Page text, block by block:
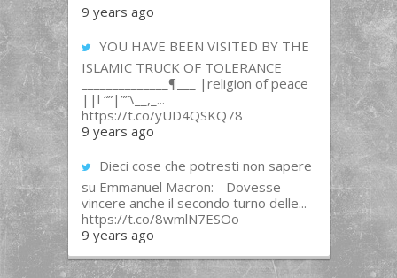
9 years ago
YOU HAVE BEEN VISITED BY THE
ISLAMIC TRUCK OF TOLERANCE
______________¶___ |religion of peace
||l “”|””\__,_...
https://t.co/yUD4QSKQ78
9 years ago
Dieci cose che potresti non sapere
su Emmanuel Macron: - Dovesse
vincere anche il secondo turno delle...
https://t.co/8wmlN7ESOo
9 years ago